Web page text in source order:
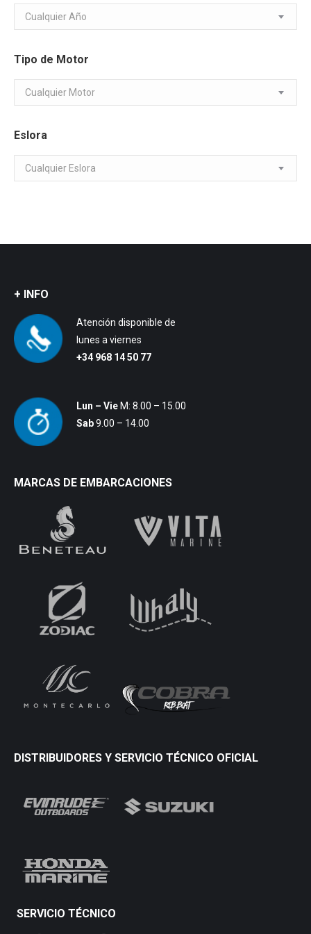
Cualquier Año
Tipo de Motor
Cualquier Motor
Eslora
Cualquier Eslora
+ INFO
Atención disponible de
lunes a viernes
+34 968 14 50 77
Lun – Vie M: 8.00 – 15.00
Sab9.00 – 14.00
MARCAS DE EMBARCACIONES
DISTRIBUIDORES Y SERVICIO TÉCNICO OFICIAL
SERVICIO TÉCNICO